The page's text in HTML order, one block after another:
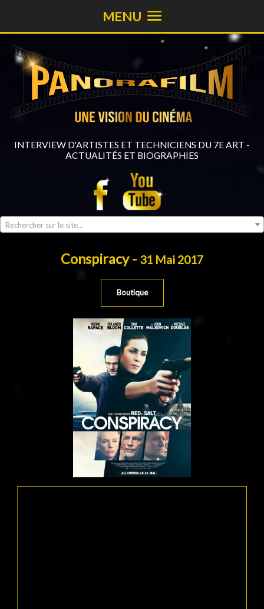
INTERVIEW D'ARTISTES ET TECHNICIENS DU 7E ART -
ACTUALITÉS ET BIOGRAPHIES
Rechercher sur le site...
MENU
Conspiracy - 31 Mai 2017
Boutique